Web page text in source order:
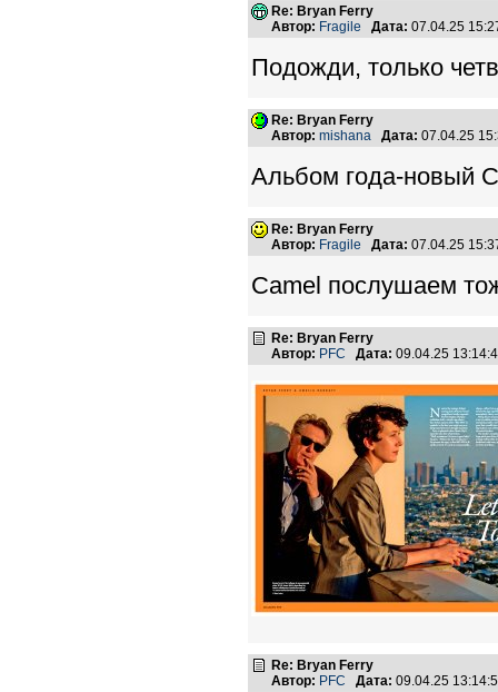
Re: Bryan Ferry
Автор: Fragile Дата: 07.04.25
Подожди, только
Re: Bryan Ferry
Автор: mishana Дата: 07.04.25
Альбом года-новый
Re: Bryan Ferry
Автор: Fragile Дата: 07.04.25
Camel послушаем
Re: Bryan Ferry
Автор: PFC Дата: 09.04.25
Re: Bryan Ferry
Автор: PFC Дата: 09.04.25